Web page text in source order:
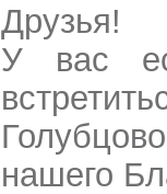
Друзья!
У вас
нашего